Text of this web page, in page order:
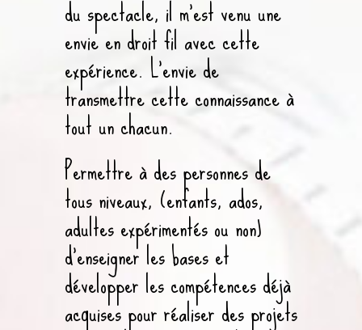
du spectacle, il m’est venu une
envie en droit fil avec cette
expérience. L’envie de
transmettre cette connaissance à
tout un chacun.
Permettre à des personnes de
tous niveaux, (enfants, ados,
adultes expérimentés ou non)
d’enseigner les bases et
développer les compétences déjà
acquises pour réaliser des projets